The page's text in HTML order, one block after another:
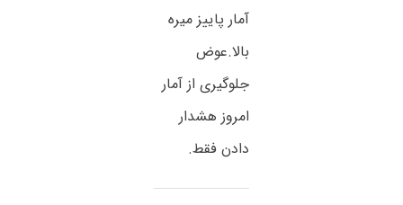
آمار پاییز میره
بالا.عوض
جلوگیری از آمار
امروز هشدار
دادن فقط.